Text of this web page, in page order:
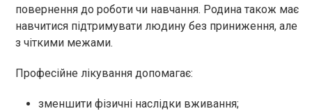
повернення до роботи чи навчання. Родина також має
навчитися підтримувати людину без приниження, але
з чіткими межами.
Професійне лікування допомагає:
зменшити фізичні наслідки вживання;